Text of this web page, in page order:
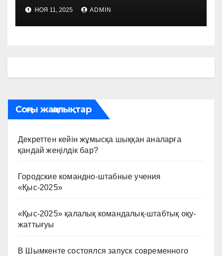
НОЯ 11, 2025 ADMIN
Соңғы жаңалықтар
Декреттен кейін жұмысқа шыққан аналарға
қандай жеңілдік бар?
Городские командно-штабные учения
«Қыс-2025»
«Қыс-2025» қалалық командалық-штабтық оқу-
жаттығуы
В Шымкенте состоялся запуск современного